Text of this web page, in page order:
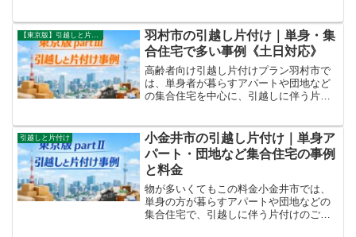
が目立つ地域のため、当社では決まった
パックを当てはめるのでは...
羽村市の引越し片付け｜単身・集
合住宅で多い事例《土日対応》
高齢者向け引越し片付けプラン羽村市で
は、単身者が暮らすアパートや団地など
の集合住宅を中心に、引越しに伴う片付
特性から、住み替えや生活環境の変化を
きっかけに、引越しと同時...
引越しと片付け
小金井市の引越し片付け｜単身ア
パート・団地など集合住宅の事例
と料金
物が多いくてもこの料金小金井市では、
単身の方が暮らすアパートや団地などの
集合住宅で、引越しに伴う片付けのご相